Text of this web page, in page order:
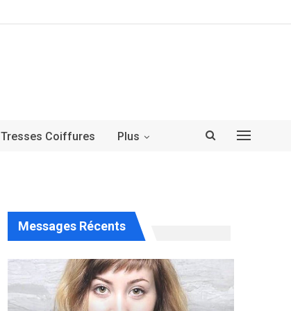
Tresses Coiffures Plus
Messages Récents